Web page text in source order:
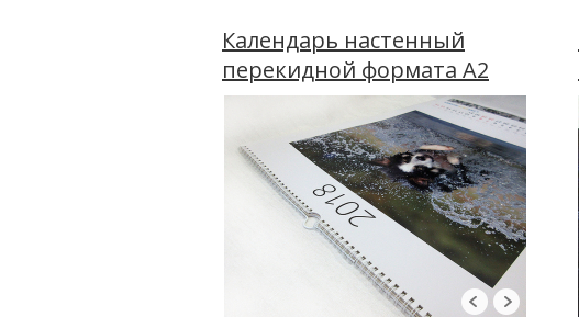
Календарь настенный
перекидной формата А2